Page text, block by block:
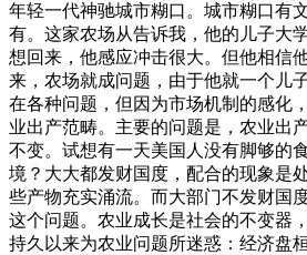
年轻一代神驰城市糊口。城市糊口有
有。这家农场从告诉我，他的儿子大
想回来，他感应冲击很大。但他相信
来，农场就成问题，由于他就一个儿
在各种问题，但因为市场机制的感化
业出产范畴。主要的问题是，农业出
不变。试想有一天美国人没有脚够的
境？大大都发财国度，配合的现象是
些产物充实涌流。而大部门不发财国
这个问题。农业成长是社会的不变器
持久以来为农业问题所迷惑：经济盘